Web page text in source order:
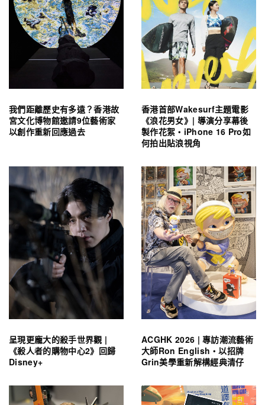
我們距離歷史有多遠？香港故
宮文化博物館邀請9位藝術家
以創作重新回應過去
香港首部Wakesurf主題電影
《浪花男女》| 導演分享幕後
製作花絮・iPhone 16 Pro如
何拍出貼浪視角
呈現更龐大的殺手世界觀 |
《殺人者的購物中心2》回歸
Disney+
ACGHK 2026 | 專訪潮流藝術
大師Ron English・以招牌
Grin美學重新解構經典清仔